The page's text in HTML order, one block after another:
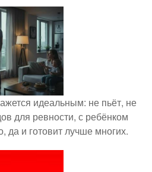
идеальным: не пьёт, не
для ревности, с ребёнком
да и готовит лучше многих.